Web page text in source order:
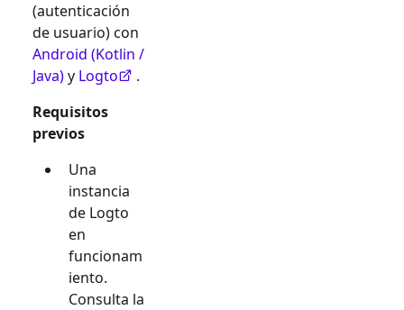
(autenticación
de usuario) con
Android (Kotlin /
Java)y Logto
.
Requisitos
previos
Una
instancia
de Logto
en
funcionam
iento.
Consulta la